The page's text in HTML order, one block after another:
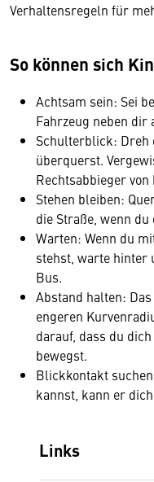
Verhaltensregeln für
So können sich
Achtsam sein: Sei
Fahrzeug neben dir
Schulterblick: Dreh
überquerst.
Rechtsabbieger
Stehen bleiben:
die Straße, wenn
Warten: Wenn du
stehst, warte hinter
Bus.
Abstand halten:
engeren
darauf, dass du
bewegst.
Blickkontakt
kannst, kann er
Links